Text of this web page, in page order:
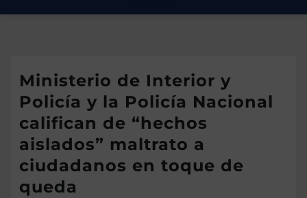
Ministerio de Interior y
Policía y la Policía Nacional
califican de “hechos
aislados” maltrato a
ciudadanos en toque de
queda